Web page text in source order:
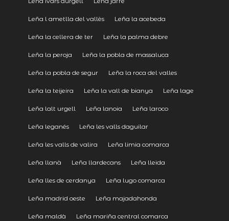
Leña l ametlla del vallès Leña la acebeda
Leña la cellera de ter Leña la palma debre
Leña la peroja Leña la pobla de massaluca
Leña la pobla de segur Leña la roca del valles
Leña la teijeira Leña la vall de bianya Leña lage
Leña lalt urgell Leña lanoia Leña laroco
Leña leganés Leña les valls daguilar
Leña les valls de valira Leña limia comarca
Leña llanà Leña llardecans Leña lleida
Leña lles de cerdanya Leña lugo comarca
Leña madrid oeste Leña majadahonda
Leña maldà Leña mariña central comarca